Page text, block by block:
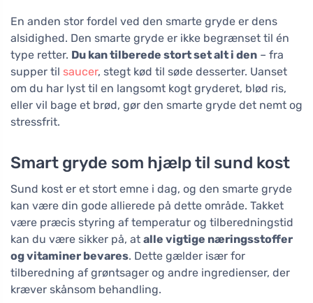
En anden stor fordel ved den smarte gryde er dens
alsidighed. Den smarte gryde er ikke begrænset til én
type retter. Du kan tilberede stort set alt i den – fra
supper til saucer, stegt kød til søde desserter. Uanset
om du har lyst til en langsomt kogt gryderet, blød ris,
eller vil bage et brød, gør den smarte gryde det nemt og
stressfrit.
Smart gryde som hjælp til sund kost
Sund kost er et stort emne i dag, og den smarte gryde
kan være din gode allierede på dette område. Takket
være præcis styring af temperatur og tilberedningstid
kan du være sikker på, at alle vigtige næringsstoffer
og vitaminer bevares. Dette gælder især for
tilberedning af grøntsager og andre ingredienser, der
kræver skånsom behandling.